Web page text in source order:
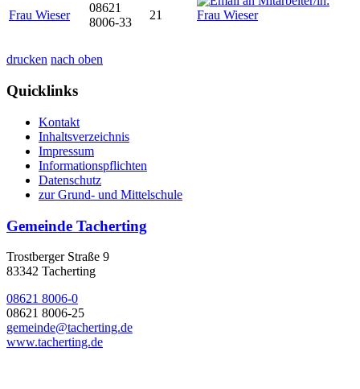
Frau Wieser
08621
8006-33
21
drucken nach oben
Quicklinks
Kontakt
Inhaltsverzeichnis
Impressum
Informationspflichten
Datenschutz
zur Grund- und Mittelschule
Gemeinde Tacherting
Trostberger Straße 9
83342 Tacherting
08621 8006-0
08621 8006-25
gemeinde@tacherting.de
www.tacherting.de